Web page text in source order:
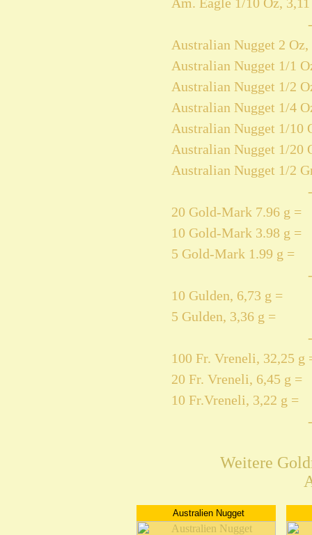
Australian Nugget 2
Australian Nugget 1/1
Australian Nugget 1/2
Australian Nugget 1/4
Australian Nugget 1/10
Australian Nugget 1/20
Australian Nugget 1/2
20 Gold-Mark 7.96 g =
10 Gold-Mark 3.98 g =
5 Gold-Mark 1.99 g =
10 Gulden, 6,73 g =
5 Gulden, 3,36 g =
100 Fr. Vreneli, 32,25 g
20 Fr. Vreneli, 6,45 g =
10 Fr.Vreneli, 3,22 g =
Weitere
Australien Nugget